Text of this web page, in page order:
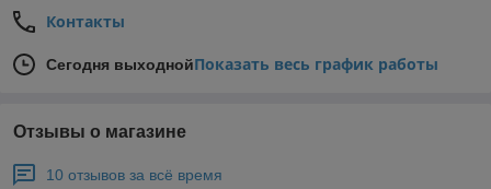
Контакты
Сегодня выходнойПоказать весь график работы
Отзывы о магазине
10 отзывов за всё время